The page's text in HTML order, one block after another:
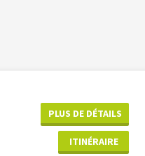
PLUS DE DÉTAILS
ITINÉRAIRE